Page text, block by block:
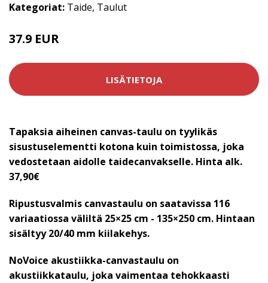
Kategoriat: Taide, Taulut
37.9 EUR
LISÄTIETOJA
Tapaksia aiheinen canvas-taulu on tyylikäs
sisustuselementti kotona kuin toimistossa, joka
vedostetaan aidolle taidecanvakselle. Hinta alk.
37,90€
Ripustusvalmis canvastaulu on saatavissa 116
variaatiossa väliltä 25×25 cm - 135×250 cm. Hintaan
sisältyy 20/40 mm kiilakehys.
NoVoice akustiikka-canvastaulu on
akustiikkataulu, joka vaimentaa tehokkaasti